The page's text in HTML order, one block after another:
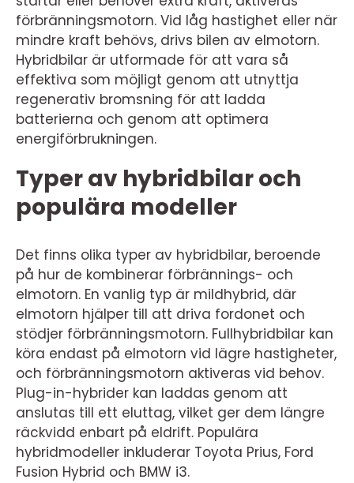
förbränningsmotorn. Vid låg hastighet eller när
mindre kraft behövs, drivs bilen av elmotorn.
Hybridbilar är utformade för att vara så
effektiva som möjligt genom att utnyttja
regenerativ bromsning för att ladda
batterierna och genom att optimera
energiförbrukningen.
Typer av hybridbilar och
populära modeller
Det finns olika typer av hybridbilar, beroende
på hur de kombinerar förbrännings- och
elmotorn. En vanlig typ är mildhybrid, där
elmotorn hjälper till att driva fordonet och
stödjer förbränningsmotorn. Fullhybridbilar kan
köra endast på elmotorn vid lägre hastigheter,
och förbränningsmotorn aktiveras vid behov.
Plug-in-hybrider kan laddas genom att
anslutas till ett eluttag, vilket ger dem längre
räckvidd enbart på eldrift. Populära
hybridmodeller inkluderar Toyota Prius, Ford
Fusion Hybrid och BMW i3.